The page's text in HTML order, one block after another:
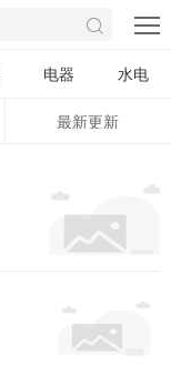
电器 水电
最新更新